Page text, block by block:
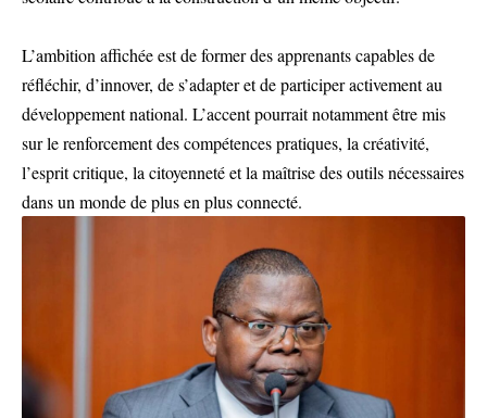
L’ambition affichée est de former des apprenants capables de
réfléchir, d’innover, de s’adapter et de participer activement au
développement national. L’accent pourrait notamment être mis
sur le renforcement des compétences pratiques, la créativité,
l’esprit critique, la citoyenneté et la maîtrise des outils nécessaires
dans un monde de plus en plus connecté.